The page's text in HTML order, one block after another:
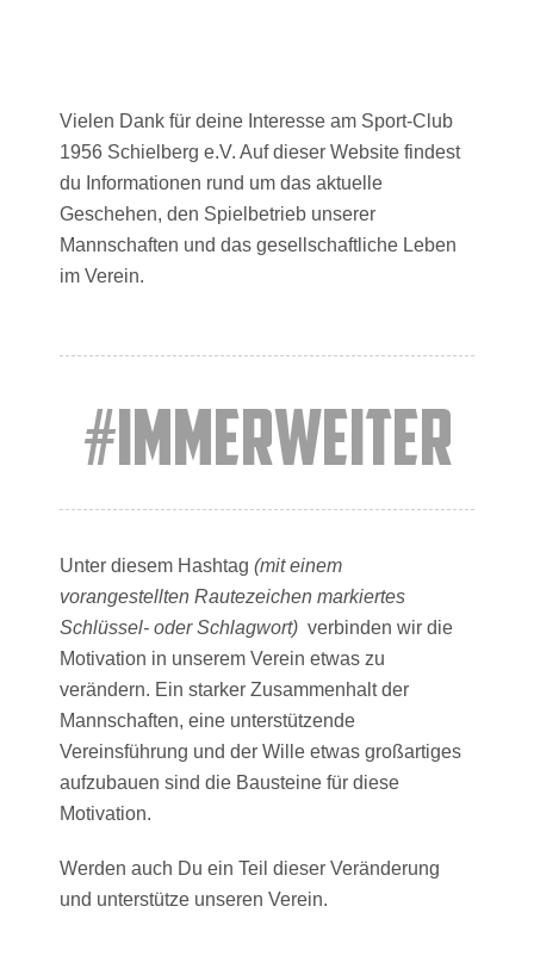
Vielen Dank für deine Interesse am Sport-Club
1956 Schielberg e.V. Auf dieser Website findest
du Informationen rund um das aktuelle
Geschehen, den Spielbetrieb unserer
Mannschaften und das gesellschaftliche Leben
im Verein.
#IMMERWEITER
Unter diesem Hashtag (mit einem
vorangestellten Rautezeichen markiertes
Schlüssel- oder Schlagwort) verbinden wir die
Motivation in unserem Verein etwas zu
verändern. Ein starker Zusammenhalt der
Mannschaften, eine unterstützende
Vereinsführung und der Wille etwas großartiges
aufzubauen sind die Bausteine für diese
Motivation.
Werden auch Du ein Teil dieser Veränderung
und unterstütze unseren Verein.